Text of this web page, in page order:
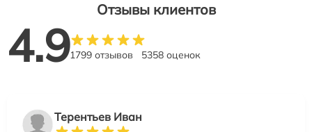
Отзывы клиентов
4.91799 отзывов 5358 оценок
Терентьев Иван